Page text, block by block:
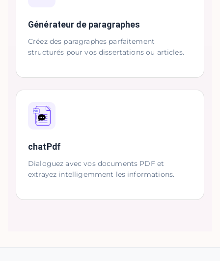
Générateur de paragraphes
Créez des paragraphes parfaitement
structurés pour vos dissertations ou articles.
chatPdf
Dialoguez avec vos documents PDF et
extrayez intelligemment les informations.